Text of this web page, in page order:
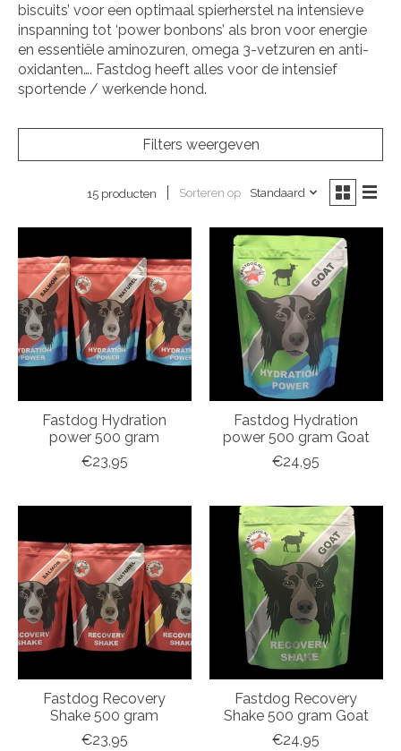
biscuits’ voor een optimaal spierherstel na intensieve
inspanning tot ‘power bonbons’ als bron voor energie
en essentiële aminozuren, omega 3-vetzuren en anti-
oxidanten…. Fastdog heeft alles voor de intensief
sportende / werkende hond.
Filters weergeven
15 producten Sorteren op Standaard
Fastdog Hydration
power 500 gram
€23,95
Fastdog Hydration
power 500 gram Goat
€24,95
Fastdog Recovery
Shake 500 gram
€23,95
Fastdog Recovery
Shake 500 gram Goat
€24,95